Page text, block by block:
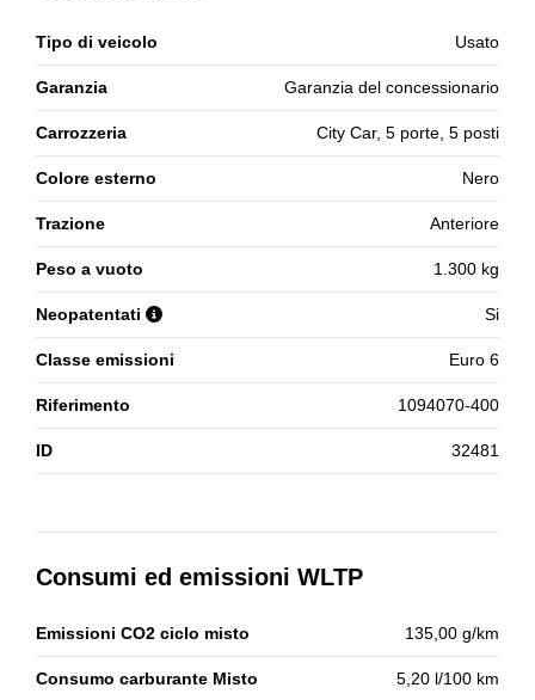
Tipo di veicolo Usato
Garanzia Garanzia del concessionario
Carrozzeria City Car, 5 porte, 5 posti
Colore esterno Nero
Trazione Anteriore
Peso a vuoto 1.300 kg
Neopatentati Si
Classe emissioni Euro 6
Riferimento 1094070-400
ID 32481
Consumi ed emissioni WLTP
Emissioni CO2 ciclo misto 135,00 g/km
Consumo carburante Misto 5,20 l/100 km